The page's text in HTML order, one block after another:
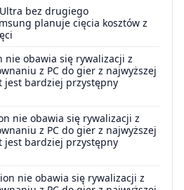
bez drugiego
planuje cięcia kosztów z
nie obawia się rywalizacji z
z PC do gier z najwyższej
jest bardziej przystępny
nie obawia się rywalizacji z
z PC do gier z najwyższej
jest bardziej przystępny
nie obawia się rywalizacji z